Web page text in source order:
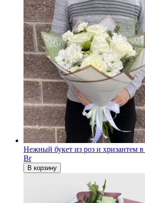
Нежный букет из роз и хризантем
Br
В корзину